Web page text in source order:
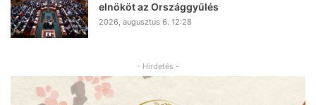
elnököt az Országgyűlés
2026, augusztus 6. 12:28
- Hirdetés -